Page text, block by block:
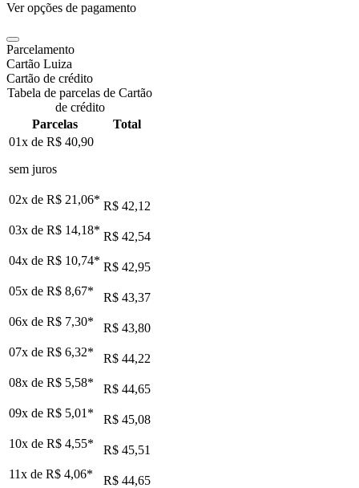
Ver opções de pagamento
Parcelamento
Cartão Luiza
Cartão de crédito
Tabela de parcelas de Cartão
de crédito
Parcelas
Total
01x de R$ 40,90
sem juros
02x de R$ 21,06* R$ 42,12
03x de R$ 14,18* R$ 42,54
04x de R$ 10,74* R$ 42,95
05x de R$ 8,67*
R$ 43,37
06x de R$ 7,30*
R$ 43,80
07x de R$ 6,32*
R$ 44,22
08x de R$ 5,58*
R$ 44,65
09x de R$ 5,01 *
R$ 45,08
10x de R$ 4,55*
R$ 45,51
11x de R$ 4,06*
R$ 44,65